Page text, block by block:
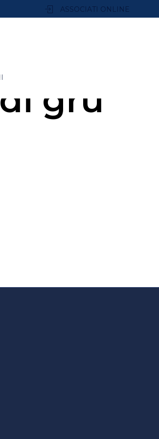
ASSOCIATI ONLINE
gru